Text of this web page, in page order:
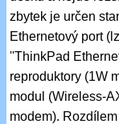
zbytek je určen
Ethernetový port
''ThinkPad
reproduktory (1W
modul (Wireless-
modem).